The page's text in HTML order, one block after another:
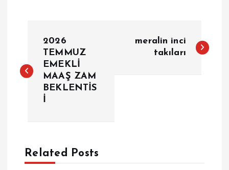
z
e
2026
TEMMUZ
EMEKLİ
MAAŞ ZAM
BEKLENTİS
İ
meralin inci
takıları
Related Posts